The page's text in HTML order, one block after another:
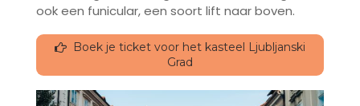
ook een funicular, een soort lift naar boven.
Boek je ticket voor het kasteel Ljubljanski
Grad